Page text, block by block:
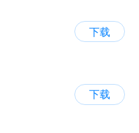
下载
下载